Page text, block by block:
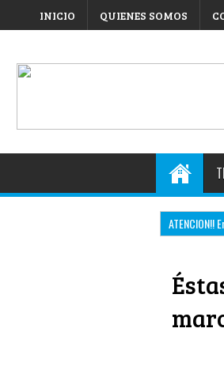
INICIO QUIENES SOMOS